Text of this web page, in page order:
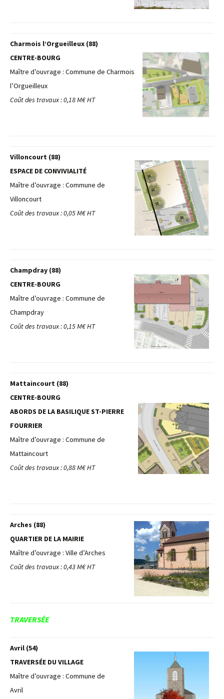
Charmois l’Orgueilleux (88)
CENTRE-BOURG
Maître d’ouvrage : Commune de Charmois
l’Orgueilleux
Coût des travaux : 0,18 M€ HT
Villoncourt (88)
ESPACE DE CONVIVIALITÉ
Maître d’ouvrage : Commune de
Villoncourt
Coût des travaux : 0,05 M€ HT
Champdray (88)
CENTRE-BOURG
Maître d’ouvrage : Commune de
Champdray
Coût des travaux : 0,15 M€ HT
Mattaincourt (88)
CENTRE-BOURG
ABORDS DE LA BASILIQUE ST-PIERRE
FOURRIER
Maître d’ouvrage : Commune de
Mattaincourt
Coût des travaux : 0,88 M€ HT
Arches (88)
QUARTIER DE LA MAIRIE
Maître d’ouvrage : Ville d’Arches
Coût des travaux : 0,43 M€ HT
TRAVERSÉE
Avril (54)
TRAVERSÉE DU VILLAGE
Maître d’ouvrage : Commune de
Avril